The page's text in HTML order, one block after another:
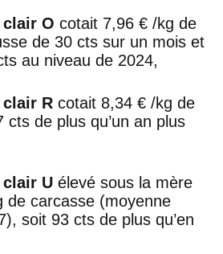
clair O cotait 7,96 € /kg de
de 30 cts sur un mois et
au niveau de 2024,
clair R cotait 8,34 € /kg de
de plus qu’un an plus
clair U élevé sous la mère
de carcasse (moyenne
soit 93 cts de plus qu’en